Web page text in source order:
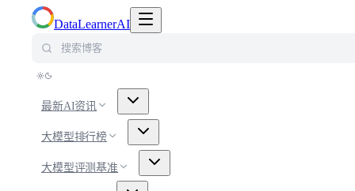
DataLearnerAI
最新AI资讯
大模型排行榜
大模型评测基准